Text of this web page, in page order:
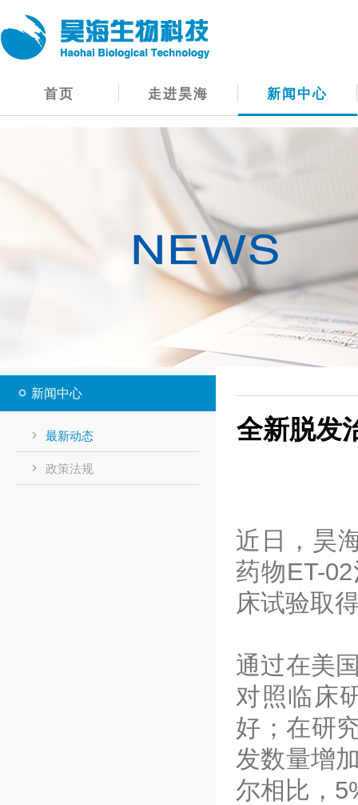
首页 走进昊海 新闻中心
全新脱发
近日，昊
药物ET-
床试验取
通过在美
对照临床
好；在研
发数量增
尔相比，
新闻中心
最新动态
政策法规